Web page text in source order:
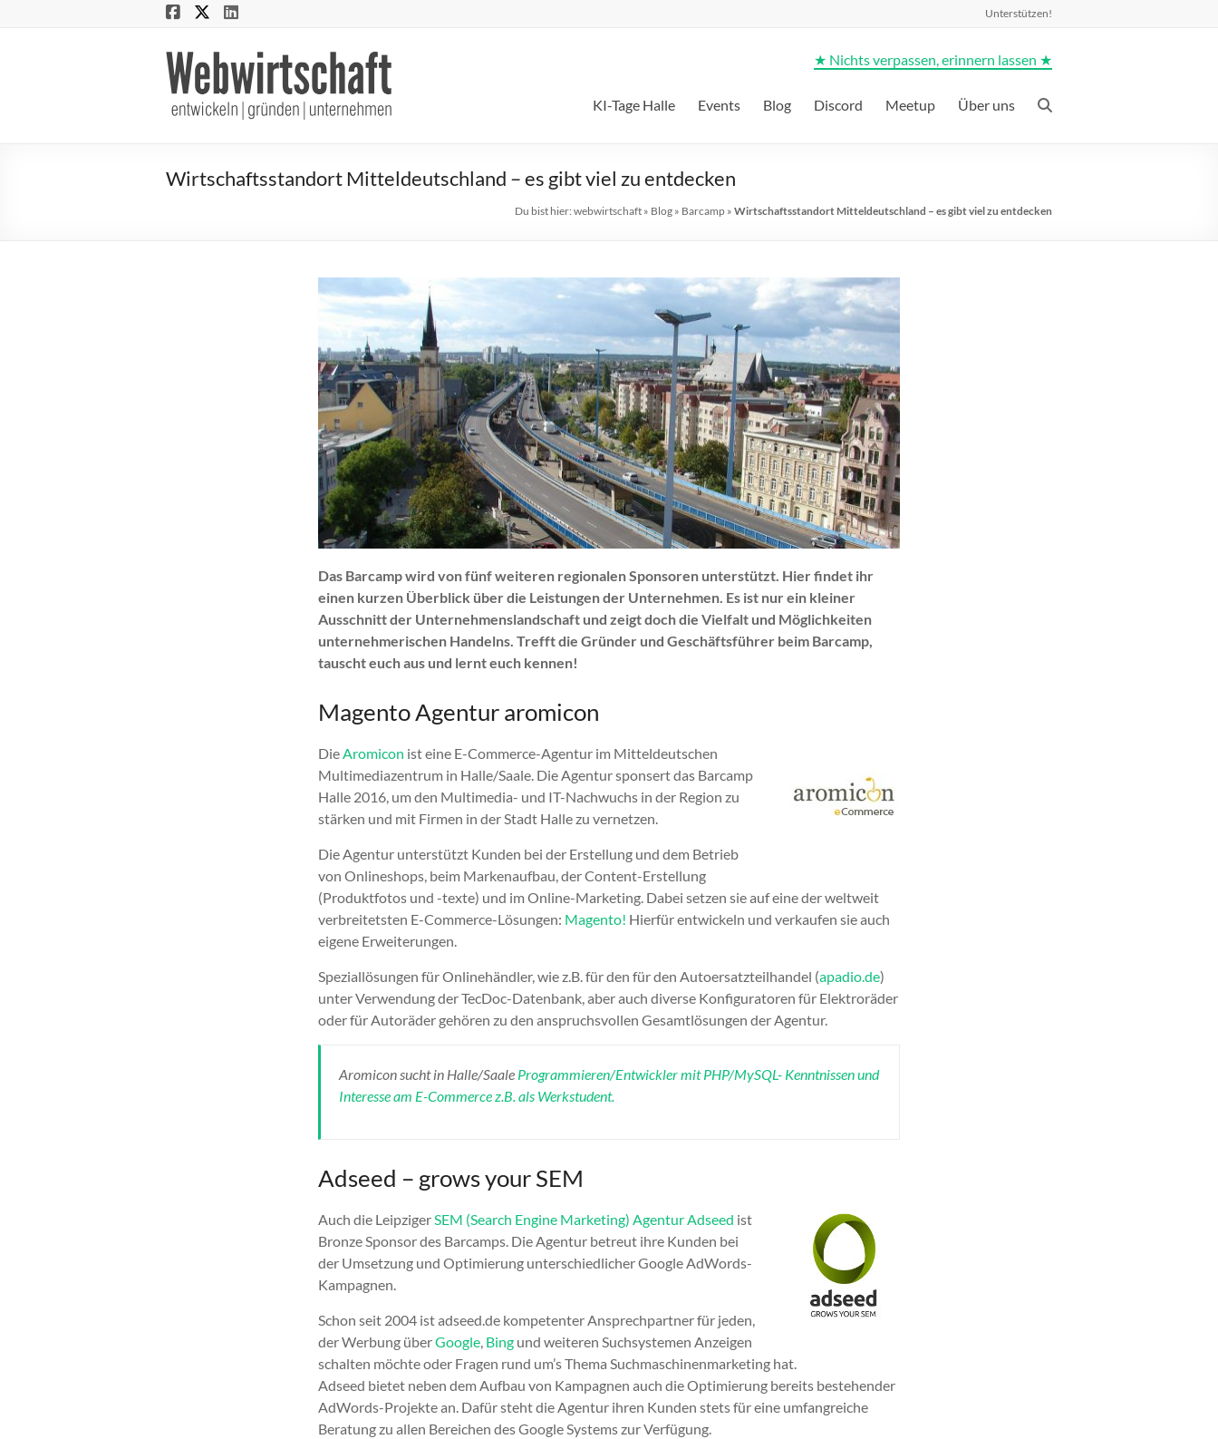
Unterstützen!
Webwirtschaft
gründen
★ Nichts verpassen, erinnern lassen ★
KI-Tage Halle Events Blog Discord Meetup Über uns
Wirtschaftsstandort Mitteldeutschland – es gibt viel zu entdecken
Du bist hier: webwirtschaft » Blog » Barcamp » Wirtschaftsstandort Mitteldeutschland – es gibt viel zu entdecken
Das Barcamp wird von fünf weiteren regionalen Sponsoren unterstützt. Hier findet ihr
einen kurzen Überblick über die Leistungen der Unternehmen. Es ist nur ein kleiner
Ausschnitt der Unternehmenslandschaft und zeigt doch die Vielfalt und Möglichkeiten
unternehmerischen Handelns. Trefft die Gründer und Geschäftsführer beim Barcamp,
tauscht euch aus und lernt euch kennen!
Magento Agentur aromicon
DieAromicon ist eine E-Commerce-Agentur im Mitteldeutschen
Multimediazentrum in Halle/Saale. Die Agentur sponsert das Barcamp
Halle 2016, um den Multimedia- und IT-Nachwuchs in der Region zu
stärken und mit Firmen in der Stadt Halle zu vernetzen.
Die Agentur unterstützt Kunden bei der Erstellung und dem Betrieb
von Onlineshops, beim Markenaufbau, der Content-Erstellung
(Produktfotos und -texte) und im Online-Marketing. Dabei setzen sie auf eine der weltweit
verbreitetsten E-Commerce-Lösungen: Magento! Hierfür entwickeln und verkaufen sie auch
eigene Erweiterungen.
Speziallösungen für Onlinehändler, wie z.B. für den für den Autoersatzteilhandel (apadio.de)
unter Verwendung der TecDoc-Datenbank, aber auch diverse Konfiguratoren für Elektroräder
oder für Autoräder gehören zu den anspruchsvollen Gesamtlösungen der Agentur.
Aromicon sucht in Halle/Saale Programmieren/Entwickler mit PHP/MySQL- Kenntnissen und
Interesse am E-Commerce z.B. als Werkstudent.
Adseed – grows your SEM
Auch die LeipzigerSEM (Search Engine Marketing) Agentur Adseed ist
Bronze Sponsor des Barcamps. Die Agentur betreut ihre Kunden bei
der Umsetzung und Optimierung unterschiedlicher Google AdWords-
Kampagnen.
Schon seit 2004 ist adseed.de kompetenter Ansprechpartner für jeden,
der Werbung überGoogle, Bing und weiteren Suchsystemen Anzeigen
schalten möchte oder Fragen rund um’s Thema Suchmaschinenmarketing hat.
Adseed bietet neben dem Aufbau von Kampagnen auch die Optimierung bereits bestehender
AdWords-Projekte an. Dafür steht die Agentur ihren Kunden stets für eine umfangreiche
Beratung zu allen Bereichen des Google Systems zur Verfügung.